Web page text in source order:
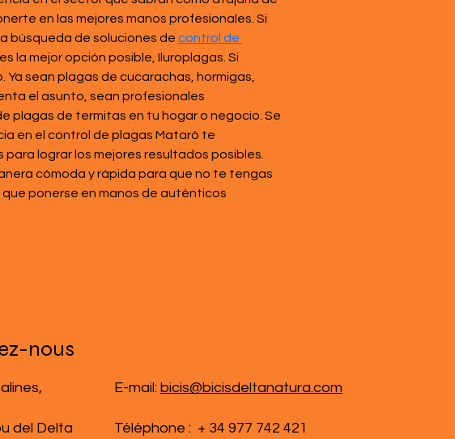
en las mejores manos profesionales. Si
búsqueda de soluciones de control de
la mejor opción posible, Iluroplagas. Si
sean plagas de cucarachas, hormigas,
el asunto, sean profesionales
plagas de termitas en tu hogar o negocio. Se
en el control de plagas Mataró te
lograr los mejores resultados posibles.
cómoda y rápida para que no te tengas
ponerse en manos de auténticos
nous
E-mail: bicis@bicisdeltanatura.com
Téléphone : + 34 977 742 421
del Delta